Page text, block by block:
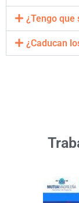
¿Tengo
¿Caducan